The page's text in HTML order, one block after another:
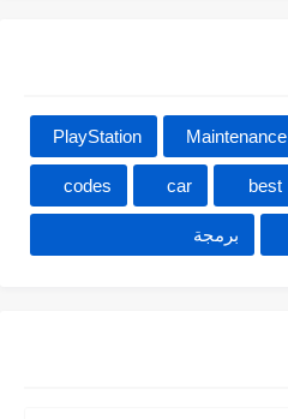
Maintenance
PlayStation
best
car
codes
برمجة